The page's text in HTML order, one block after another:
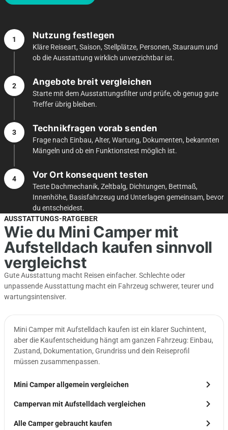
1 Nutzung festlegen
Kläre Reiseart, Saison, Stellplätze, Personen, Stauraum und
ob die Ausstattung wirklich unverzichtbar ist.
2 Angebote breit vergleichen
Starte mit dem Ausstattungsfilter und prüfe, ob genug gute
Treffer übrig bleiben.
3 Technikfragen vorab senden
Frage nach Einbau, Alter, Wartung, Dokumenten, bekannten
Mängeln und ob ein Funktionstest möglich ist.
4 Vor Ort konsequent testen
Teste Dachmechanik, Zeltbalg, Dichtungen, Bettmaß,
Innenhöhe, Basisfahrzeug und Unterlagen gemeinsam, bevor
du entscheidest.
AUSSTATTUNGS-RATGEBER
Wie du Mini Camper mit
Aufstelldach kaufen sinnvoll
vergleichst
Gute Ausstattung macht Reisen einfacher. Schlechte oder
unpassende Ausstattung macht ein Fahrzeug schwerer, teurer und
wartungsintensiver.
Mini Camper mit Aufstelldach kaufen ist ein klarer Suchintent,
aber die Kaufentscheidung hängt am ganzen Fahrzeug: Einbau,
Zustand, Dokumentation, Grundriss und dein Reiseprofil
müssen zusammenpassen.
Mini Camper allgemein vergleichen chevron_right
Campervan mit Aufstelldach vergleichen chevron_right
Alle Camper gebraucht kaufen chevron_right